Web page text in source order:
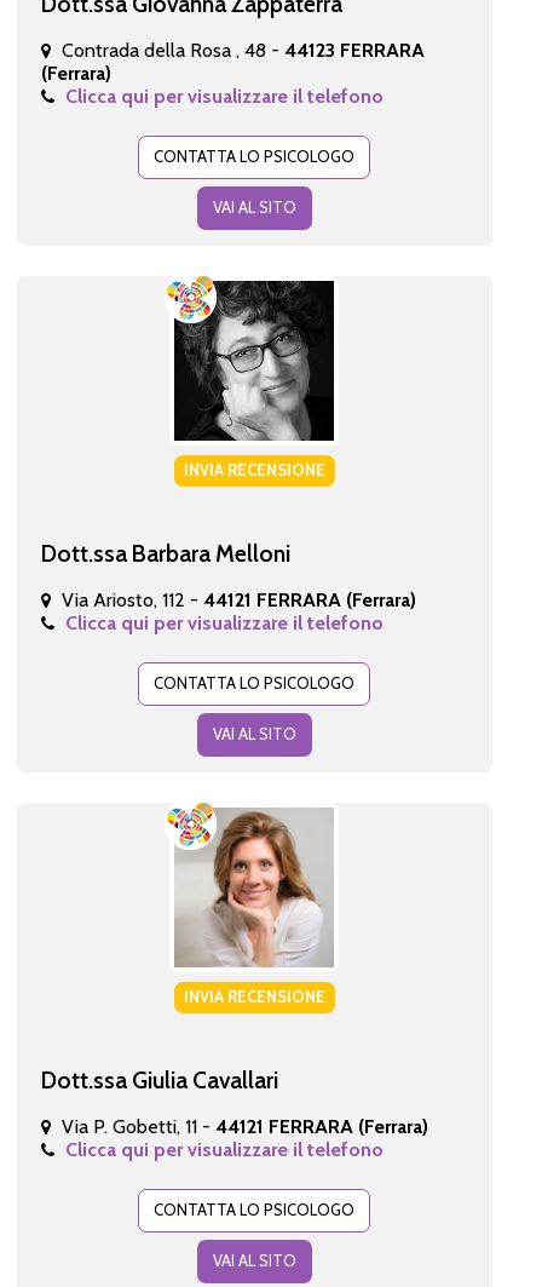
Contrada della Rosa , 48 - 44123 FERRARA
(Ferrara)
Clicca qui per visualizzare il telefono
CONTATTA LO PSICOLOGO
VAI AL SITO
INVIA RECENSIONE
Dott.ssa Barbara Melloni
Via Ariosto, 112 - 44121 FERRARA (Ferrara)
Clicca qui per visualizzare il telefono
CONTATTA LO PSICOLOGO
VAI AL SITO
INVIA RECENSIONE
Dott.ssa Giulia Cavallari
Via P. Gobetti, 11 - 44121 FERRARA (Ferrara)
Clicca qui per visualizzare il telefono
CONTATTA LO PSICOLOGO
VAI AL SITO